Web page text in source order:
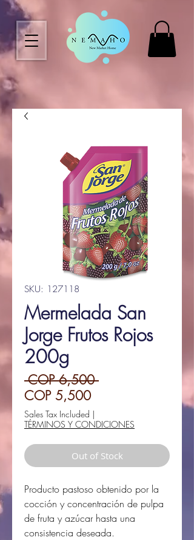
SKU: 127118
Mermelada San
Jorge Frutos Rojos
200g
COP 6,500 Regular
COP 5,500Sale
Price
Sales Tax Included |
TÉRMINOS Y CONDICIONES
Out of Stock
Producto pastoso obtenido por la
cocción y concentración de pulpa
de fruta y azúcar hasta una
consistencia deseada.